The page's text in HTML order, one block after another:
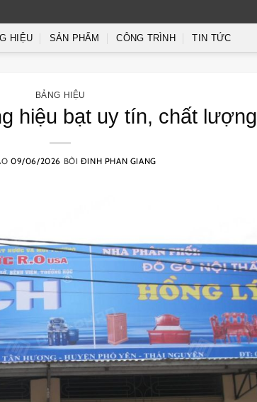
HIỆU SẢN PHẨM CÔNG TRÌNH TIN TỨC
BẢNG HIỆU
hiệu bạt uy tín, chất lượng
09/06/2026 BỞI ĐINH PHAN GIANG